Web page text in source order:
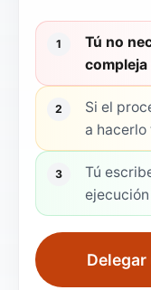
1
Tú no
2
Si el
a
3
Tú